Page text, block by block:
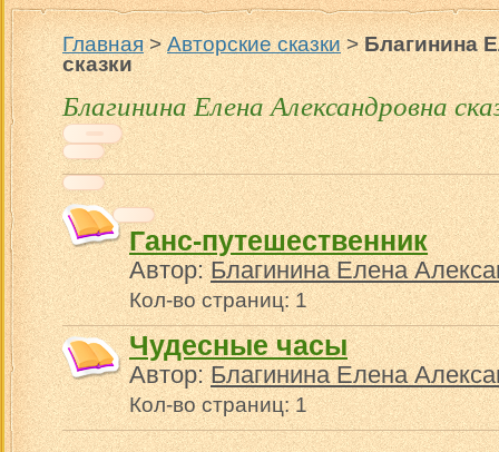
Главная>Авторские сказки>Благинина
сказки
Благинина Елена Александровна
Ганс-путешественник
Автор:Благинина Елена
Кол-во страниц: 1
Чудесные часы
Автор:Благинина Елена
Кол-во страниц: 1